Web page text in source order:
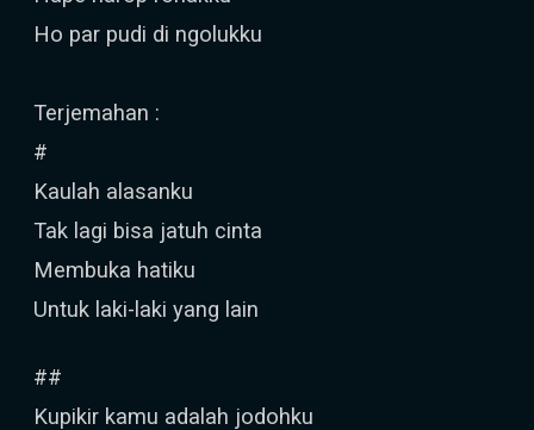
Ho par pudi di ngolukku
Terjemahan :
#
Kaulah alasanku
Tak lagi bisa jatuh cinta
Membuka hatiku
Untuk laki-laki yang lain
##
Kupikir kamu adalah jodohku